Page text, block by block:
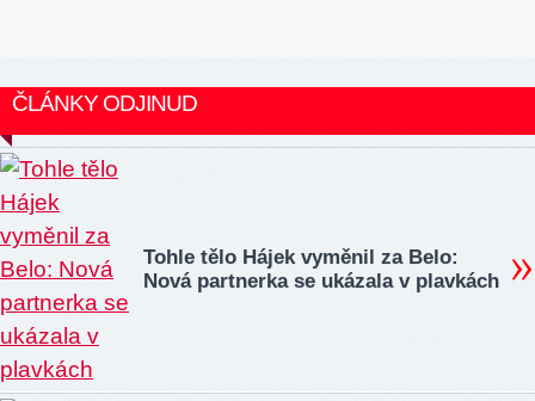
ČLÁNKY ODJINUD
Tohle tělo Hájek vyměnil za Belo:
Nová partnerka se ukázala v plavkách